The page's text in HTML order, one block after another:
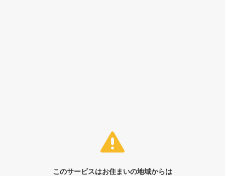
このサービスはお住まいの地域からは